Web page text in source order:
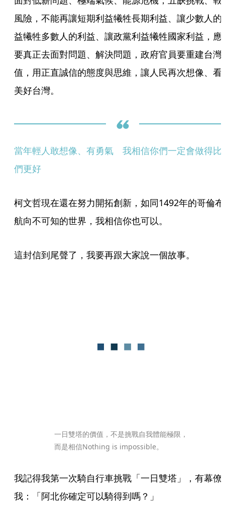
風險，不能再讓短期利益犧牲長期利益、讓少數人的
益犧牲多數人的利益、讓政黨利益犧牲國家利益，應
要真正去面對問題、解決問題，政府官員要重建台灣
值，用正直誠信的態度與思維，讓人民再次想像、看
美好台灣。
當年輕人敢想像、有勇氣　我相信你們一定會做得比
們更好
柯文哲現在還在努力開拓創新，如同1492年的哥倫布
航向不可知的世界，我相信你也可以。
這封信到尾聲了，我要再跟大家說一個故事。
一日雙塔的價值，不是挑戰自我體能極限，
而是相信Nothing is impossible。
我記得我第一次騎自行車挑戰「一日雙塔」，有幕僚
我：「阿北你確定可以騎得到嗎？」